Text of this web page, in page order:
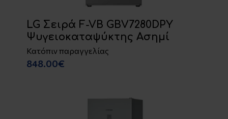
LG Σειρά F-VB GBV7280DPY
Ψυγειοκαταψύκτης Ασημί
Κατόπιν παραγγελίας
848.00€